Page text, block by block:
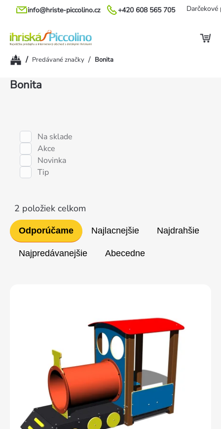
Prejsť
+420 608 565 705
info@hriste-piccolino.cz Darčekové
Domov
/ Predávané značky / Bonita
Bonita
Na sklade
Akce
Novinka
Tip
Radenie
produktov
Odporúčame Najlacnejšie Najdrahšie
Najpredávanejšie Abecedne
2 položiek celkom
Výpis